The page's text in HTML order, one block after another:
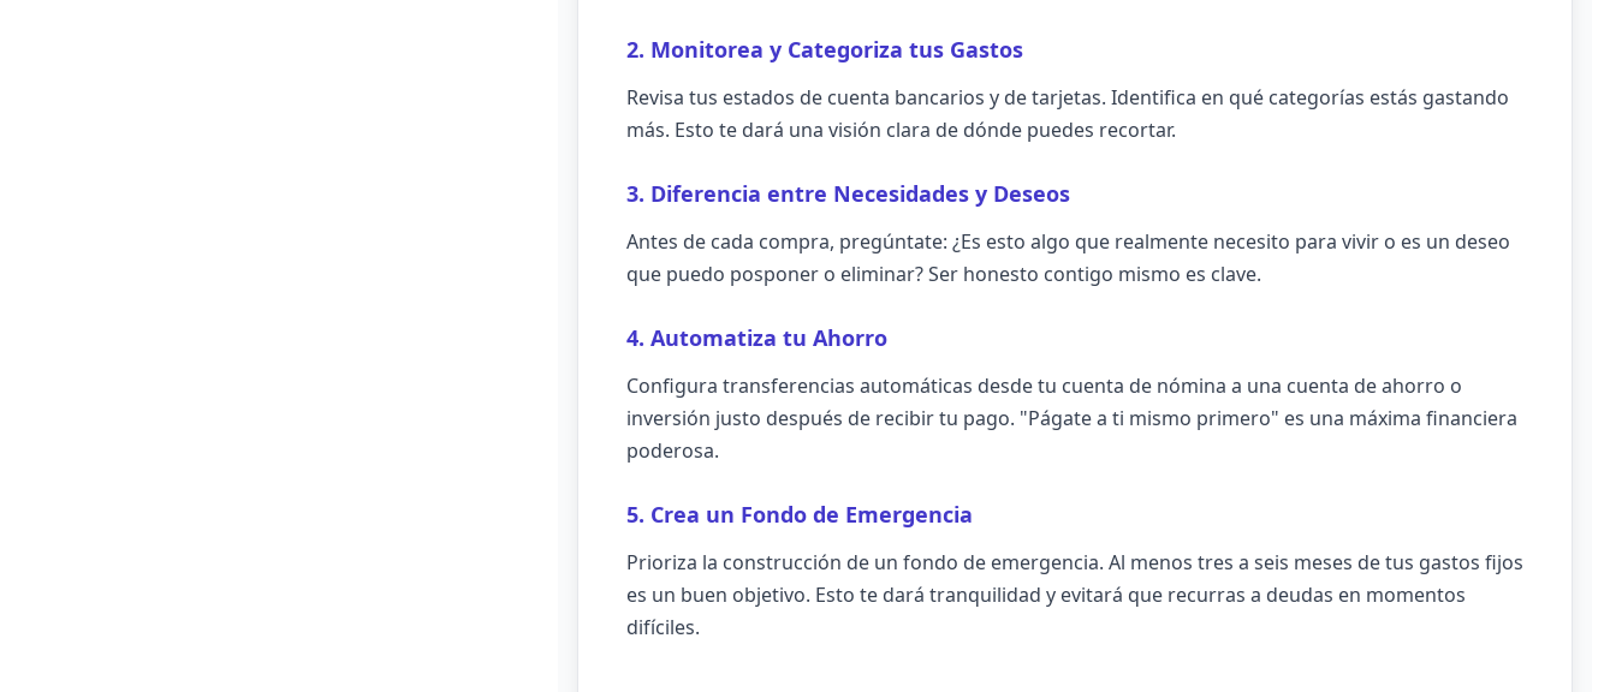
2. Monitorea y Categoriza tus Gastos
Revisa tus estados de cuenta bancarios y de tarjetas. Identifica en qué categorías estás gastando
más. Esto te dará una visión clara de dónde puedes recortar.
3. Diferencia entre Necesidades y Deseos
Antes de cada compra, pregúntate: ¿Es esto algo que realmente necesito para vivir o es un deseo
que puedo posponer o eliminar? Ser honesto contigo mismo es clave.
4. Automatiza tu Ahorro
Configura transferencias automáticas desde tu cuenta de nómina a una cuenta de ahorro o
inversión justo después de recibir tu pago. "Págate a ti mismo primero" es una máxima financiera
poderosa.
5. Crea un Fondo de Emergencia
Prioriza la construcción de un fondo de emergencia. Al menos tres a seis meses de tus gastos fijos
es un buen objetivo. Esto te dará tranquilidad y evitará que recurras a deudas en momentos
difíciles.